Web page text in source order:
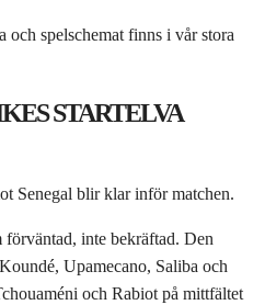
spelschemat finns i vår stora
STARTELVA
Senegal blir klar inför matchen.
förväntad, inte bekräftad. Den
Upamecano, Saliba och
och Rabiot på mittfältet